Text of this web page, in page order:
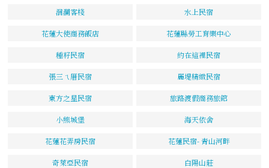
洄瀾客棧 水上民宿
花蓮大使商務飯店 花蓮縣勞工育樂中心
種籽民宿 約在這裡民宿
張三ㄟ厝民宿 麗堤精緻民宿
東方之星民宿 旅路渡假商務旅館
小熊城堡 海天依舍
花蓮花弄房民宿 花蓮民宿- 青山河畔
奇萊亞民宿 白陽山莊